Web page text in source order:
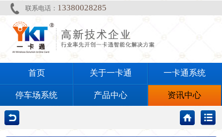
联系电话： 13380028285
首页 关于一卡通 一卡通系统
停车场系统 产品中心 资讯中心